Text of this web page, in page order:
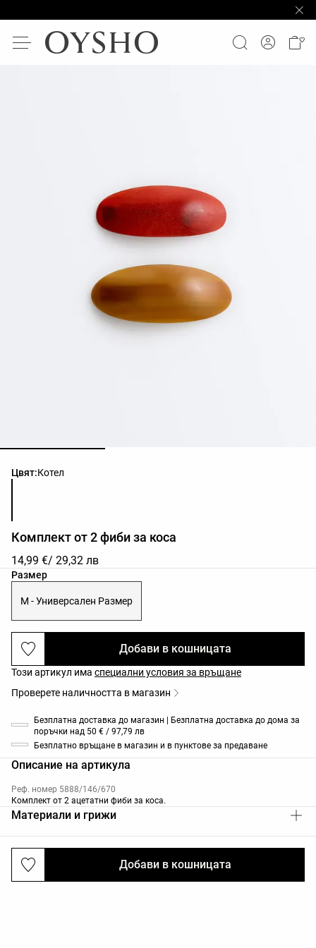
Цвят:Котел
Списък с цветове на продукта
Комплект от 2 фиби за коса
14,99 €/ 29,32 лв
Размер
Списък с размери на продукта
M - Универсален Размер
Добави в кошницата
Добави в кошницата
Този артикул има специални условия за връщане
Проверете наличността в магазин
Безплатна доставка до магазин | Безплатна доставка до дома за
поръчки над 50 € / 97,79 лв
Безплатно връщане в магазин и в пунктове за предаване
Описание на артикула
Реф. номер 5888/146/670
Комплект от 2 ацетатни фиби за коса.
Материали и грижи
Доставка и връщане